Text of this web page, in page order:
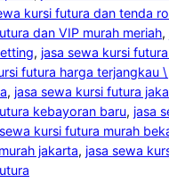
kursi futura dan tenda
dan VIP murah meriah,
, jasa sewa kursi
futura harga terjangkau \
, jasa sewa kursi futura
kebayoran baru, jasa
kursi futura murah
jakarta, jasa sewa